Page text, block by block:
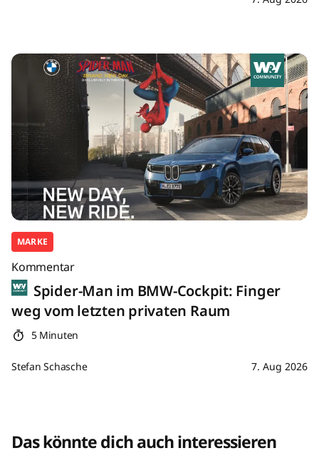
MARKE
Kommentar
Spider-Man im BMW-Cockpit: Finger
weg vom letzten privaten Raum
5 Minuten
Stefan Schasche 7. Aug 2026
Das könnte dich auch interessieren